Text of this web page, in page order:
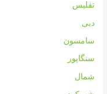
تفلیس
دبی
سامسون
سنگاپور
شمال